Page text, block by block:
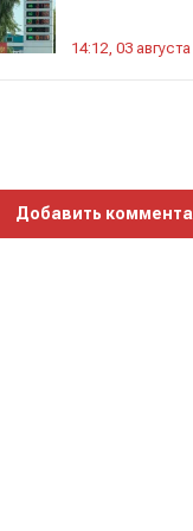
14:12, 03 августа
Добавить